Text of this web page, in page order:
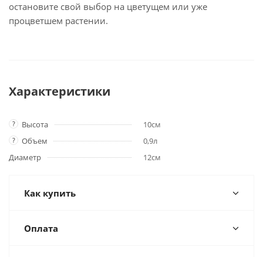
остановите свой выбор на цветущем или уже
процветшем растении.
Характеристики
? Высота 10см
? Объем
0,9л
Диаметр
12см
Как купить
Оплата